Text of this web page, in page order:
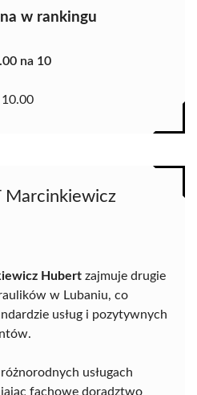
w rankingu
na 10
10.00
Marcinkiewicz
Hubert zajmuje drugie
w Lubaniu, co
usług i pozytywnych
usługach
fachowe doradztwo